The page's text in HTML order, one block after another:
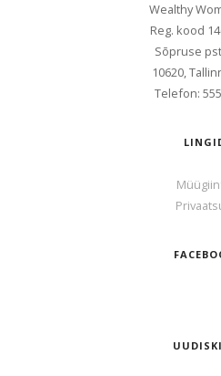
Wealthy
Reg. kood
Sōpruse
10620,
Telefon: